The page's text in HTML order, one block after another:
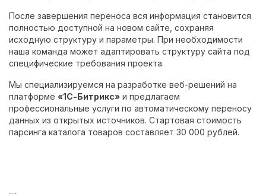
После завершения переноса вся информация становится
полностью доступной на новом сайте, сохраняя
исходную структуру и параметры. При необходимости
наша команда может адаптировать структуру сайта под
специфические требования проекта.
Мы специализируемся на разработке веб-решений на
платформе «1С-Битрикс» и предлагаем
профессиональные услуги по автоматическому переносу
данных из открытых источников. Стартовая стоимость
парсинга каталога товаров составляет 30 000 рублей.